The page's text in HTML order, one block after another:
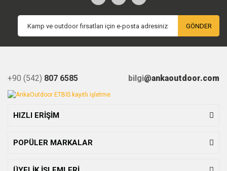
GÖNDER
+90 (542) 807 6585 bilgi@ankaoutdoor.com
HIZLI ERİŞİM
POPÜLER MARKALAR